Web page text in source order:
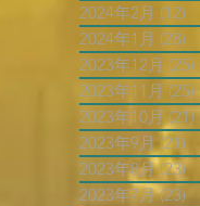
2024年2月 (12)
2024年1月 (28)
2023年12月 (25)
2023年11月 (25)
2023年10月 (21)
2023年9月 (21)
2023年8月 (23)
2023年7月 (23)